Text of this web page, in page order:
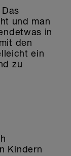
und man
in
den
ein
zu
Kindern